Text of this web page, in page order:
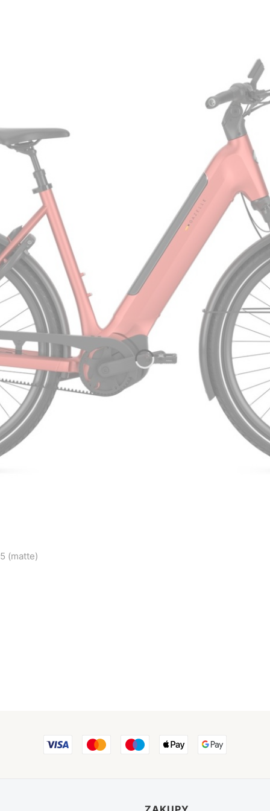
(matte)